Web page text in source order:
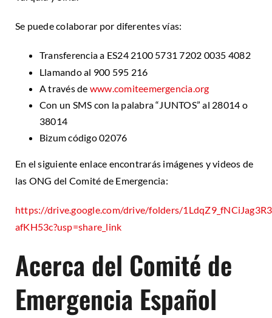
Se puede colaborar por diferentes vías:
Transferencia a ES24 2100 5731 7202 0035 4082
Llamando al 900 595 216
A través de www.comiteemergencia.org
Con un SMS con la palabra “JUNTOS” al 28014 o
38014
Bizum código 02076
En el siguiente enlace encontrarás imágenes y videos de
las ONG del Comité de Emergencia:
https://drive.google.com/drive/folders/
afKH53c?usp=share_link
Acerca del Comité de
Emergencia Español